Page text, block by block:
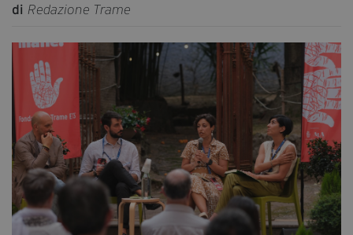
di Redazione Trame